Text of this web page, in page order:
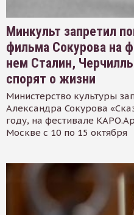
Минкульт запретил
фильма Сокурова на
нем Сталин,
спорят о жизни
Министерство культуры
Александра Сокурова
году, на фестивале
Москве с 10 по 15 октября